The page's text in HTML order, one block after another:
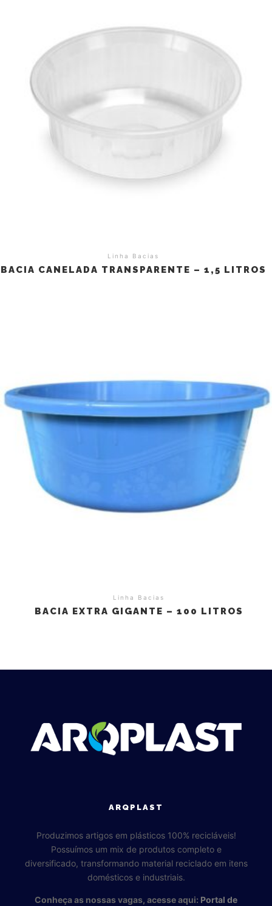
Linha Bacias
BACIA CANELADA TRANSPARENTE – 1,5 LITROS
Linha Bacias
BACIA EXTRA GIGANTE – 100 LITROS
ARQPLAST
Produzimos artigos em plásticos 100% recicláveis!
Possuímos um mix de produtos completo e
diversificado, transformando material reciclado em itens
domésticos e industriais.
Conheça as nossas vagas, acesse aqui: Portal de